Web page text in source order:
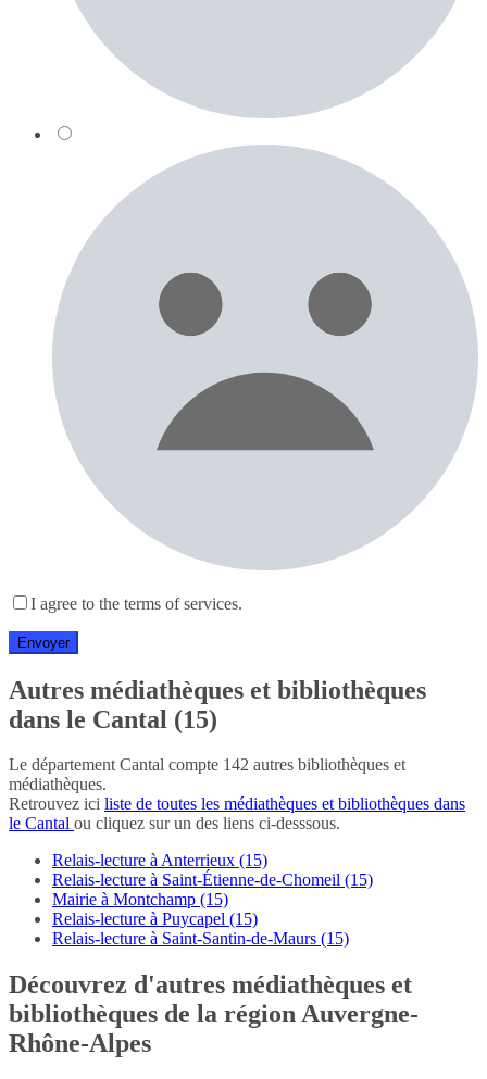
I agree to the terms of services.
Autres médiathèques et bibliothèques
dans le Cantal (15)
Le département Cantal compte 142 autres bibliothèques et
médiathèques.
Retrouvez ici liste de toutes les médiathèques et bibliothèques dans
le Cantal ou cliquez sur un des liens ci-desssous.
Relais-lecture à Anterrieux (15)
Relais-lecture à Saint-Étienne-de-Chomeil (15)
Mairie à Montchamp (15)
Relais-lecture à Puycapel (15)
Relais-lecture à Saint-Santin-de-Maurs (15)
Découvrez d'autres médiathèques et
bibliothèques de la région Auvergne-
Rhône-Alpes